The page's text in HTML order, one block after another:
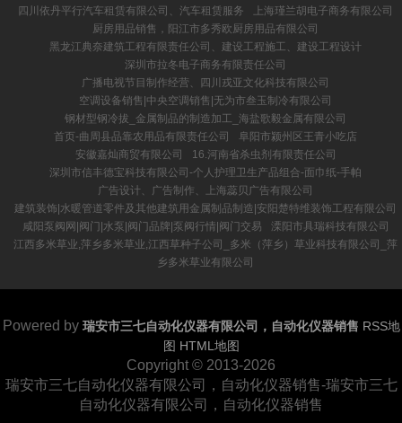
四川依丹平行汽车租赁有限公司、汽车租赁服务
上海瑾兰胡电子商务有限公司
厨房用品销售，阳江市多秀欧厨房用品有限公司
黑龙江典奈建筑工程有限责任公司、建设工程施工、建设工程设计
深圳市拉冬电子商务有限责任公司
广播电视节目制作经营、四川戎亚文化科技有限公司
空调设备销售|中央空调销售|无为市叁玉制冷有限公司
钢材型钢冷拔_金属制品的制造加工_海盐歌毅金属有限公司
首页-曲周县品靠农用品有限责任公司
阜阳市颍州区王青小吃店
安徽嘉灿商贸有限公司
16.河南省杀虫剂有限责任公司
深圳市信丰德宝科技有限公司-个人护理卫生产品组合-面巾纸-手帕
广告设计、广告制作、上海蕊贝广告有限公司
建筑装饰|水暖管道零件及其他建筑用金属制品制造|安阳楚特维装饰工程有限公司
咸阳泵阀网|阀门|水泵|阀门品牌|泵阀行情|阀门交易
溧阳市具瑞科技有限公司
江西多米草业,萍乡多米草业,江西草种子公司_多米（萍乡）草业科技有限公司_萍
乡多米草业有限公司
Powered by 瑞安市三七自动化仪器有限公司，自动化仪器销售 RSS地
图 HTML地图
Copyright © 2013-2026
瑞安市三七自动化仪器有限公司，自动化仪器销售-瑞安市三七
自动化仪器有限公司，自动化仪器销售